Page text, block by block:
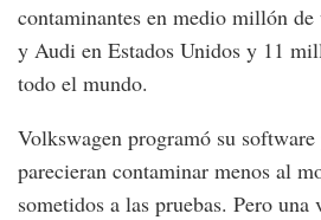
contaminantes en medio millón
y Audi en Estados Unidos y 11
todo el mundo.
Volkswagen programó su software
parecieran contaminar menos al
sometidos a las pruebas. Pero una